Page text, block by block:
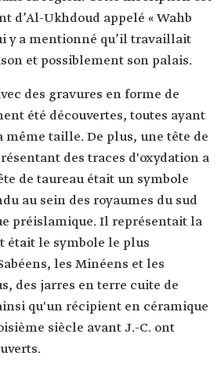
d’Al-Ukhdoud appelé « Wahb
y a mentionné qu’il travaillait
et possiblement son palais.
des gravures en forme de
été découvertes, toutes ayant
taille. De plus, une tête de
des traces d'oxydation a
de taureau était un symbole
au sein des royaumes du sud
préislamique. Il représentait la
était le symbole le plus
les Minéens et les
des jarres en terre cuite de
qu'un récipient en céramique
siècle avant J.-C. ont